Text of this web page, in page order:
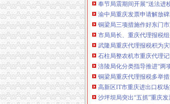
渝中局重庆发票申请解放
铜梁局三项措施作好东门
市局局长、重庆代理报税
武隆局重庆代理报税积为灾
石柱局整农机市重庆代理记
涪陵局化分类指导推进“两
铜梁局重庆代理报税多举措
高新区IT市重庆进出口权场
沙坪坝局突出“五抓”重庆发
梁平局编织“四网”重庆代理